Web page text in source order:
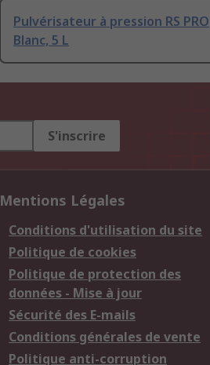
Pulvérisateur à pression RS PRO
Blanc, 5 L
S'inscrire
Mentions Légales
Conditions d'utilisation du site
Politique de cookies
Politique de protection des
données - Mise à jour
Sécurité des E-mails
Conditions générales de vente
Politique anti-corruption